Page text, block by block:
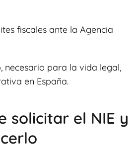
fiscales ante la Agencia
necesario para la vida legal,
en España.
solicitar el NIE y